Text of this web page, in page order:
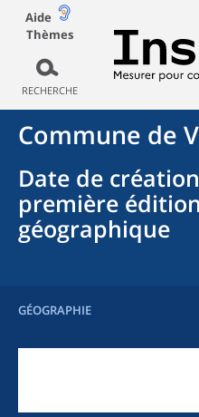
Aide
Thèmes
RECHERCHE
Commune de
Date de création
première
géographique
GÉOGRAPHIE